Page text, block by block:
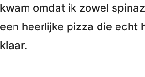
kwam omdat ik zowel
een heerlijke pizza die echt
klaar.